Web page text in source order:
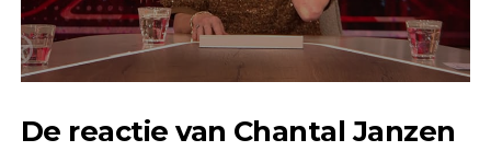
De reactie van Chantal Janzen